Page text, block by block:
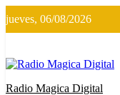
al
contenido
jueves, 06/08/2026
Radio Magica Digital